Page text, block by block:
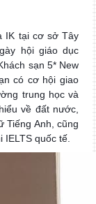
IK tại cơ sở Tây
hội giáo dục
sạn 5* New
có cơ hội giao
trung học và
về đất nước,
Tiếng Anh, cũng
quốc tế.